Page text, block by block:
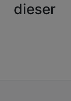
dieser